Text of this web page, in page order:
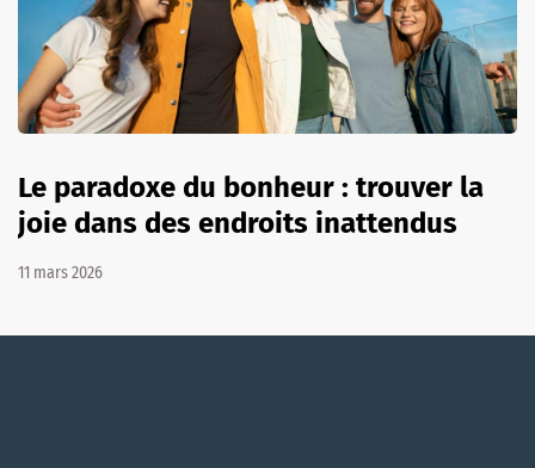
Le paradoxe du bonheur : trouver la
joie dans des endroits inattendus
11 mars 2026